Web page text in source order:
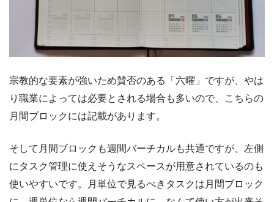
宗教的な要素が強いため賛否のある「六曜」ですが、やは
り職業によっては必要とされる場合も多いので、こちらの
月間ブロックには記載があります。
そして月間ブロックも週間バーチカルも共通ですが、左側
にタスク管理に使えそうなスペースが用意されているのも
使いやすいです。月単位で見るべきタスクは月間ブロック